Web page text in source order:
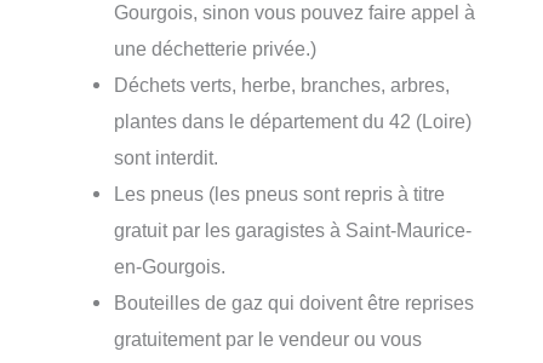
Gourgois, sinon vous pouvez faire appel à
une déchetterie privée.)
Déchets verts, herbe, branches, arbres,
plantes dans le département du 42 (Loire)
sont interdit.
Les pneus (les pneus sont repris à titre
gratuit par les garagistes à Saint-Maurice-
en-Gourgois.
Bouteilles de gaz qui doivent être reprises
gratuitement par le vendeur ou vous